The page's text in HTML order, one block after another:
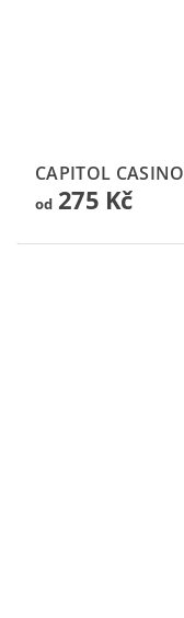
CAPITOL CASINO
od275 Kč